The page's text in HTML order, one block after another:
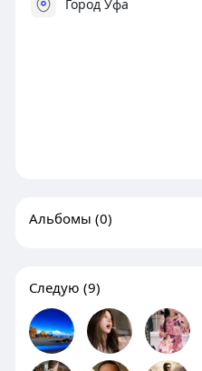
Город Уфа
Альбомы (0)
Следую (9)